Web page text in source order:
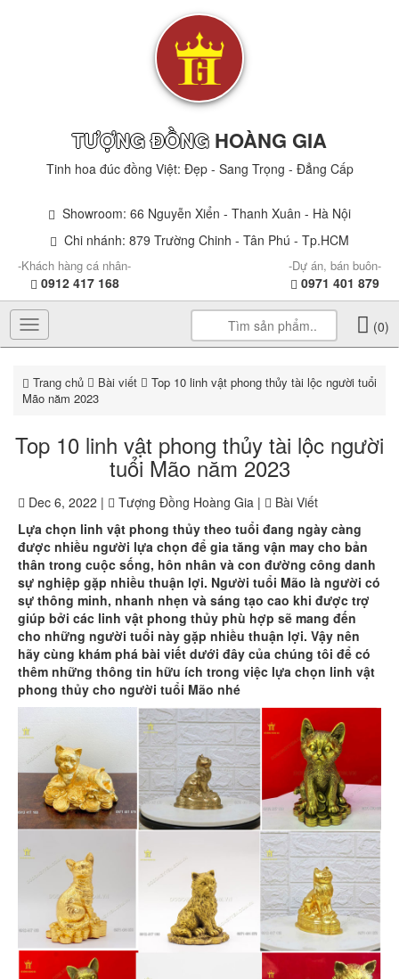
TƯỢNG ĐỒNG HOÀNG GIA
Tinh hoa đúc đồng Việt: Đẹp - Sang Trọng - Đẳng Cấp
Showroom: 66 Nguyễn Xiển - Thanh Xuân - Hà Nội
Chi nhánh: 879 Trường Chinh - Tân Phú - Tp.HCM
-Khách hàng cá nhân-
0912 417 168
-Dự án, bán buôn-
0971 401 879
Toggle
navigation
(0)
Trang chủ Bài viết
Top 10 linh vật phong thủy tài lộc người tuổi
Mão năm 2023
Top 10 linh vật phong thủy tài lộc người
tuổi Mão năm 2023
Dec 6, 2022 | Tượng Đồng Hoàng Gia |
Bài Viết
Lựa chọn linh vật phong thủy theo tuổi đang ngày càng
được nhiều người lựa chọn để gia tăng vận may cho bản
thân trong cuộc sống, hôn nhân và con đường công danh
sự nghiệp gặp nhiều thuận lợi. Người tuổi Mão là người có
sự thông minh, nhanh nhẹn và sáng tạo cao khi được trợ
giúp bởi các linh vật phong thủy phù hợp sẽ mang đến
cho những người tuổi này gặp nhiều thuận lợi. Vậy nên
hãy cùng khám phá bài viết dưới đây của chúng tôi để có
thêm những thông tin hữu ích trong việc lựa chọn linh vật
phong thủy cho người tuổi Mão nhé